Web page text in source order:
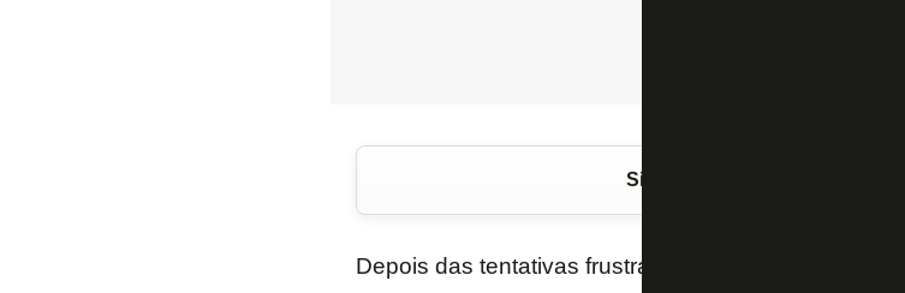
Siga o FogãoNET
Depois das tentativas frustradas de jogar em Brasília